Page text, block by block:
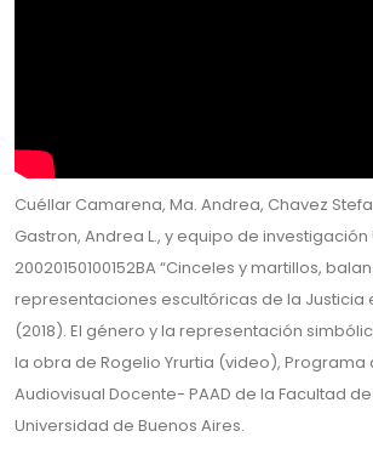
Cuéllar Camarena, Ma. Andrea, Chavez
Gastron, Andrea L., y equipo de investigación
20020150100152BA “Cinceles y martillos,
representaciones escultóricas de la Justicia
(2018). El género y la representación
la obra de Rogelio Yrurtia (video), Programa
Audiovisual Docente- PAAD de la Facultad
Universidad de Buenos Aires.